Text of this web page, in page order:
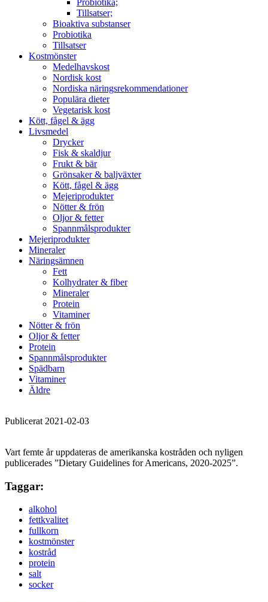
Probiotika;
Tillsatser;
Bioaktiva substanser
Probiotika
Tillsatser
Kostmönster
Medelhavskost
Nordisk kost
Nordiska näringsrekommendationer
Populära dieter
Vegetarisk kost
Kött, fågel & ägg
Livsmedel
Drycker
Fisk & skaldjur
Frukt & bär
Grönsaker & baljväxter
Kött, fågel & ägg
Mejeriprodukter
Nötter & frön
Oljor & fetter
Spannmålsprodukter
Mejeriprodukter
Mineraler
Näringsämnen
Fett
Kolhydrater & fiber
Mineraler
Protein
Vitaminer
Nötter & frön
Oljor & fetter
Protein
Spannmålsprodukter
Spädbarn
Vitaminer
Äldre
Publicerat 2021-02-03
Vart femte år uppdateras de amerikanska kostråden och nyligen
publicerades ”Dietary Guidelines for Americans, 2020-2025”.
Taggar:
alkohol
fettkvalitet
fullkorn
kostmönster
kostråd
protein
salt
socker